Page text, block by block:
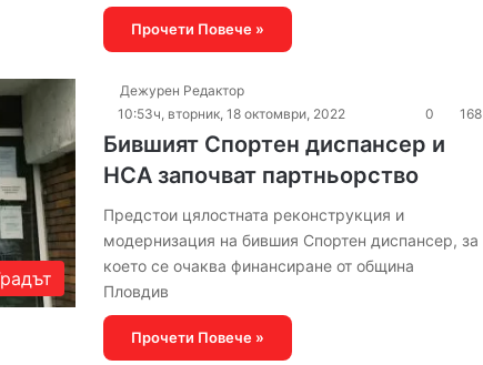
Прочети Повече »
Дежурен Редактор
10:53ч, вторник, 18 октомври, 2022
0 168
Бившият Спортен диспансер и
НСА започват партньорство
Предстои цялостната реконструкция и
модернизация на бившия Спортен диспансер, за
което се очаква финансиране от община
Пловдив
Прочети Повече »